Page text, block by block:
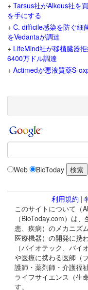
+ Tarsus社がAlkeus社を
を手にする
+ C. difficile感染を防ぐ細
をVedantaが調達
+ LifeMind社が移植臓器
6400万ドル調達
+ Actimedが悪液質薬S-
Web BioToday
利用規約 |
このサイトについて（
（BioToday.com）は
患、疾病）のメカニズ
医療機器）の開発に携
（バイオテック、バ
や医療に携わる医師（
護師・薬剤師・介護福
ライフサイエンス（生
す。